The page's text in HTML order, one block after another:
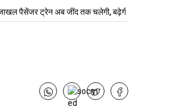
पैसेंजर ट्रेन अब जींद तक चलेगी, बढ़ेगी…